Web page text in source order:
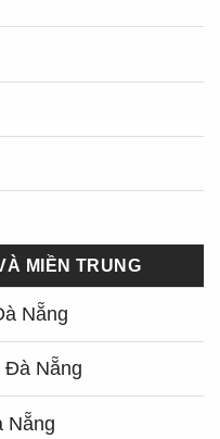
MIỀN TRUNG
Nẵng
Đà Nẵng
Nẵng